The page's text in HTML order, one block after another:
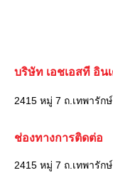
บริษัท เอชเอสที อิน
2415 หมู่ 7 ถ.เทพารัก
ช่องทางการติดต่อ
2415 หมู่ 7 ถ.เทพารัก